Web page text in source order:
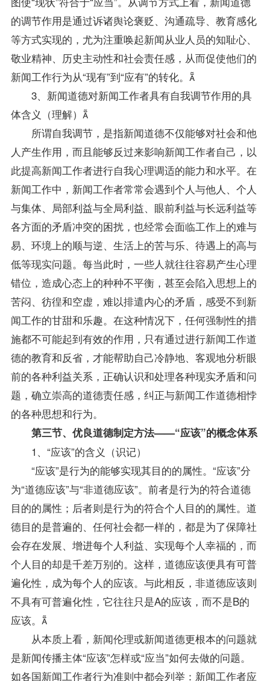
的调节作用是通过诉诸舆论褒贬、沟通疏导、教育感化
等方式实现的，尤为注重唤起新闻从业人员的知耻心、
敬业精神、历史主动性和社会责任感，从而促使他们的
新闻工作行为从“现有”到“应有”的转化。
3、新闻道德对新闻工作者具有自我调节作用的具
体含义（理解）
所谓自我调节，是指新闻道德不仅能够对社会和他
人产生作用，而且能够反过来影响新闻工作者自己，以
此提高新闻工作者进行自我心理调适的能力和水平。在
新闻工作中，新闻工作者常常会遇到个人与他人、个人
与集体、局部利益与全局利益、眼前利益与长远利益等
各方面的矛盾冲突的困扰，也经常会面临工作上的难与
易、环境上的顺与逆、生活上的苦与乐、待遇上的高与
低等现实问题。每当此时，一些人就往往容易产生心理
错位，造成心态上的种种不平衡，甚至会陷入思想上的
苦闷、彷徨和空虚，难以排遣内心的矛盾，感受不到新
闻工作的甘甜和乐趣。在这种情况下，任何强制性的措
施都不可能起到有效的作用，只有通过进行新闻工作道
德的教育和反省，才能帮助自己冷静地、客观地分析眼
前的各种利益关系，正确认识和处理各种现实矛盾和问
题，确立崇高的道德责任感，纠正与新闻工作道德相悖
的各种思想和行为。
第三节、优良道德制定方法——“应该”的概念体系
1、“应该”的含义（识记）
“应该”是行为的能够实现其目的的属性。“应该”分
为“道德应该”与“非道德应该”。前者是行为的符合道德
目的的属性；后者则是行为的符合个人目的的属性。道
德目的是普遍的、任何社会都一样的，都是为了保障社
会存在发展、增进每个人利益、实现每个人幸福的，而
个人目的却是千差万别的。这样，道德应该便具有可普
遍化性，成为每个人的应该。与此相反，非道德应该则
不具有可普遍化性，它往往只是A的应该，而不是B的
应该。
从本质上看，新闻伦理或新闻道德更根本的问题就
是新闻传播主体“应该”怎样或“应当”如何去做的问题。
如各国新闻工作者行为准则中都会列举：新闻工作者应